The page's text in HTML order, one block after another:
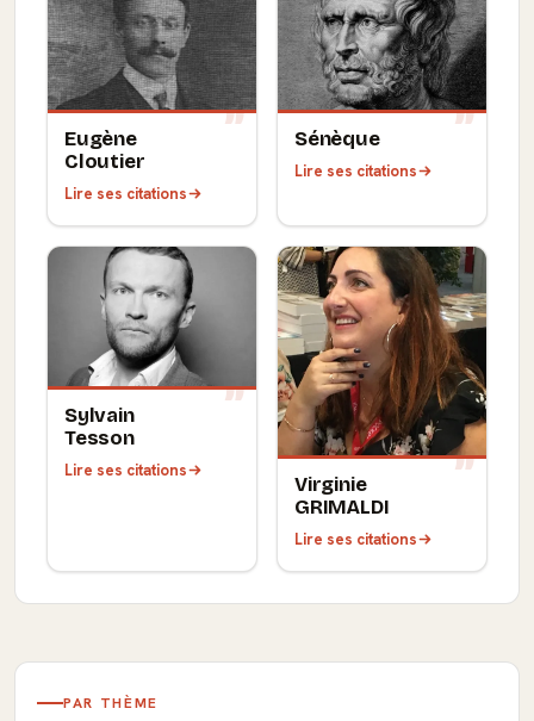
Eugène
Cloutier
Lire ses citations
Sénèque
Lire ses citations
Sylvain
Tesson
Lire ses citations
Virginie
GRIMALDI
Lire ses citations
PAR THÈME